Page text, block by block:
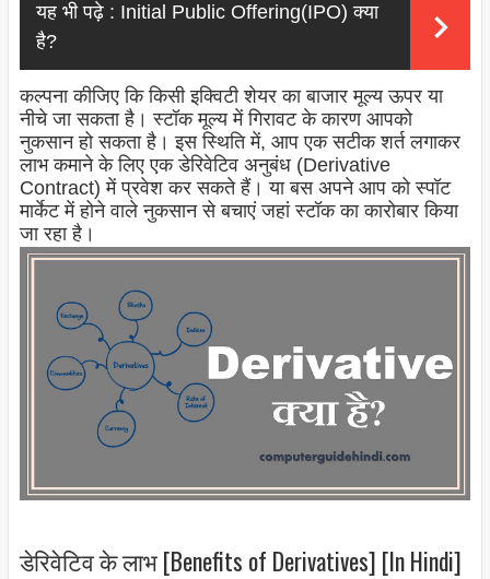
यह भी पढ़े : Initial Public Offering(IPO) क्या
है?
कल्पना कीजिए कि किसी इक्विटी शेयर का बाजार मूल्य ऊपर या
नीचे जा सकता है। स्टॉक मूल्य में गिरावट के कारण आपको
नुकसान हो सकता है। इस स्थिति में, आप एक सटीक शर्त लगाकर
लाभ कमाने के लिए एक डेरिवेटिव अनुबंध (Derivative
Contract) में प्रवेश कर सकते हैं। या बस अपने आप को स्पॉट
मार्केट में होने वाले नुकसान से बचाएं जहां स्टॉक का कारोबार किया
जा रहा है।
डेरिवेटिव के लाभ [Benefits of Derivatives] [In Hindi]